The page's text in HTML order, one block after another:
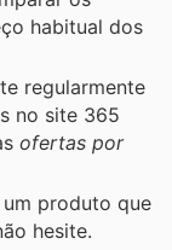
habitual dos
regularmente
no site 365
ofertas por
um produto que
hesite.